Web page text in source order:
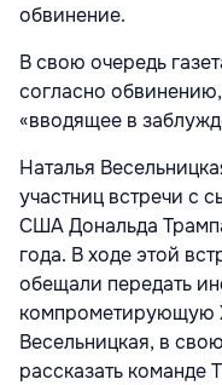
обвинение.
В свою очередь
согласно
«вводящее в
Наталья
участниц встречи с
США Дональда
года. В ходе этой
обещали передать
компрометирующую
Весельницкая, в
рассказать команде